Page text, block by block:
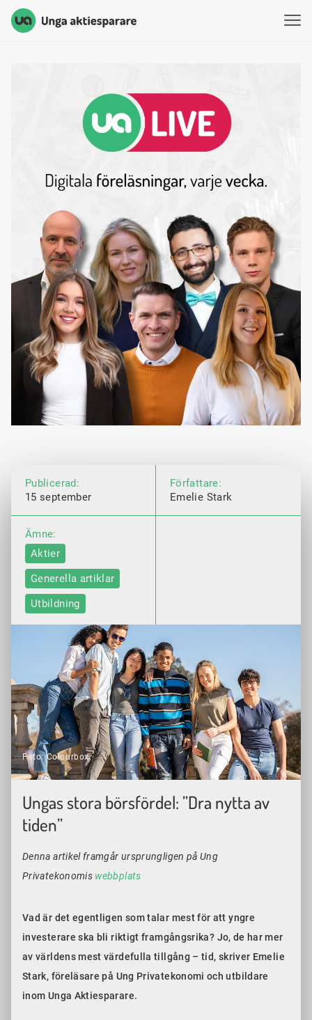
Unga Aktiesparare
Publicerad:
15 september
Författare:
Emelie Stark
Ämne:
Aktier
Generella artiklar
Utbildning
Foto: Colourbox.
Ungas stora börsfördel: ”Dra nytta av
tiden”
Denna artikel framgår ursprungligen på Ung
Privatekonomis webbplats
Vad är det egentligen som talar mest för att yngre
investerare ska bli riktigt framgångsrika? Jo, de har mer
av världens mest värdefulla tillgång – tid, skriver Emelie
Stark, föreläsare på Ung Privatekonomi och utbildare
inom Unga Aktiesparare.